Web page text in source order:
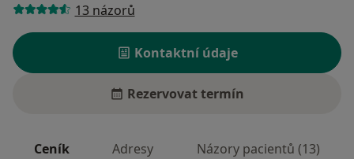
13 názorů
Kontaktní údaje
Rezervovat termín
Ceník Adresy Názory pacientů (13)